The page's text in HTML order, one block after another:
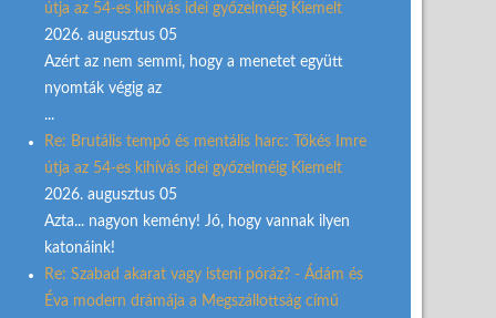
útja az 54-es kihívás idei győzelméig Kiemelt
2026. augusztus 05
Azért az nem semmi, hogy a menetet együtt
nyomták végig az
...
Re: Brutális tempó és mentális harc: Tőkés Imre
útja az 54-es kihívás idei győzelméig Kiemelt
2026. augusztus 05
Azta... nagyon kemény! Jó, hogy vannak ilyen
katonáink!
Re: Szabad akarat vagy isteni póráz? - Ádám és
Éva modern drámája a Megszállottság című